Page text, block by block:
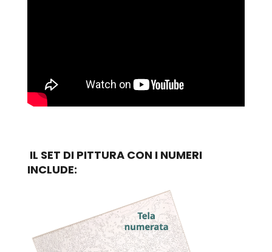
IL SET DI PITTURA CON I NUMERI
INCLUDE: